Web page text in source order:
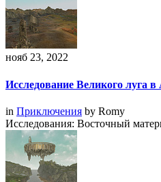
нояб 23, 2022
Исследование Великого луга в
in Приключения by Romy
Исследования: Восточный